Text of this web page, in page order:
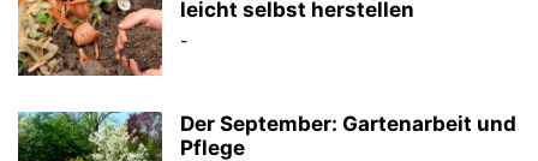
leicht selbst herstellen
-
Der September: Gartenarbeit und
Pflege